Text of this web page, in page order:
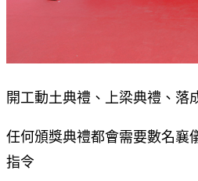
開工動土典禮、上梁典禮、落
任何頒獎典禮都會需要數名襄
指令